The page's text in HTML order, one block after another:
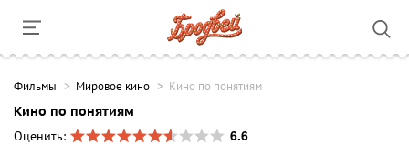
Фильмы Мировое кино Кино по понятиям
Кино по понятиям
Оценить:
6.6